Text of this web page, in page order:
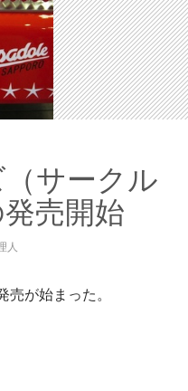
サークル
売開始
人
が始まった。